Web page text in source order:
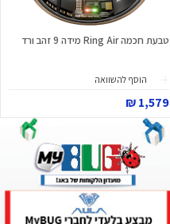
טבעת חכמה Ring Air מידה 9 זהב ורד
הוסף להשוואה
1,579 ₪